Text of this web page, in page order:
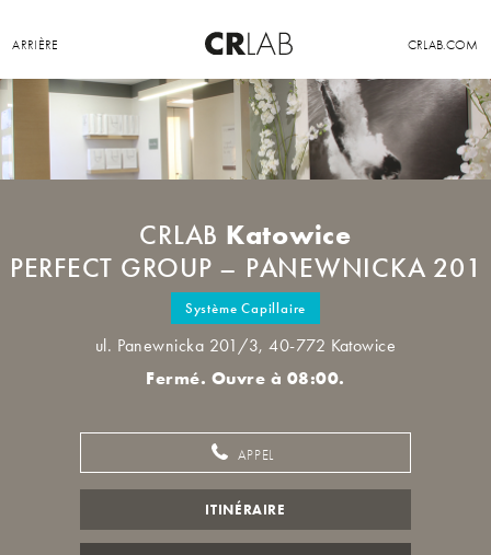
ARRIÈRE CRLAB.COM
CRLAB Katowice
PERFECT GROUP – PANEWNICKA 201
Système Capillaire
ul. Panewnicka 201/3, 40-772 Katowice
Fermé. Ouvre à 08:00.
APPEL
ITINÉRAIRE